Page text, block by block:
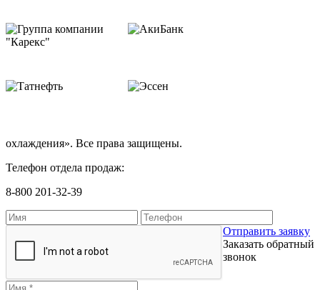
охлаждения». Все права защищены.
Телефон отдела продаж:
8-800 201-32-39
Отправить заявку
Заказать обратный
звонок